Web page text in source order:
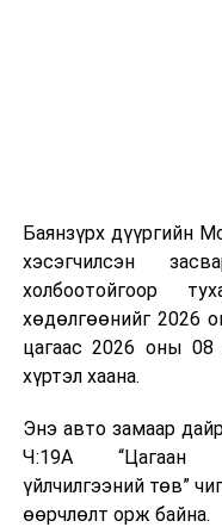
болон дулааны
болдог. Зарим
үлдэх үнснээс
авах боломжтой аж.
Япон, Герман,
зэрэг улс лаг
байна. Тухайлбал,
гарсан үнснээс
ашигладаг бол
боловсруулах
Баянзүрх дүүргийн
хэсэгчилсэн
холбоотойгоор
хөдөлгөөнийг 2026
цагаас 2026 оны
хүртэл хаана.
Энэ авто замаар
Ч:19А “Цагаан
үйлчилгээний төв”
өөрчлөлт орж байна.